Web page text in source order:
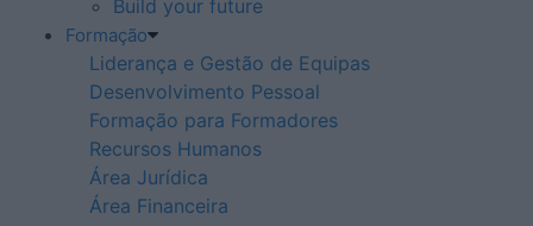
Build your future
Formação
Liderança e Gestão de Equipas
Desenvolvimento Pessoal
Formação para Formadores
Recursos Humanos
Área Jurídica
Área Financeira